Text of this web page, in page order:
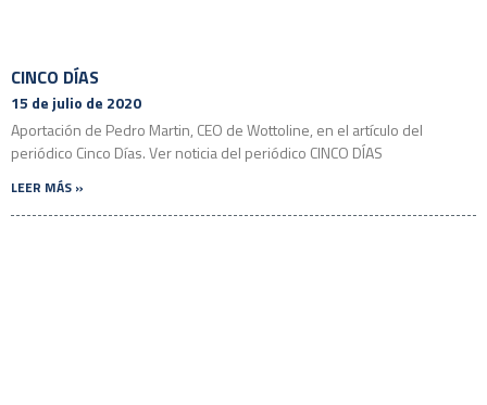
CINCO DÍAS
15 de julio de 2020
Aportación de Pedro Martin, CEO de Wottoline, en el artículo del
periódico Cinco Días. Ver noticia del periódico CINCO DÍAS
LEER MÁS »